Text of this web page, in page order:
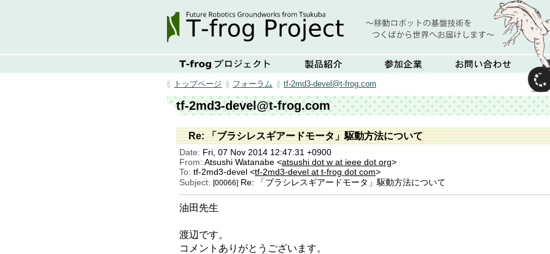
トップページ フォーラム tf-2md3-devel@t-frog.com
tf-2md3-devel@t-frog.com
Re: 「ブラシレスギアードモータ」駆動方法について
Date: Fri, 07 Nov 2014 12:47:31 +0900
From: Atsushi Watanabe <atsushi dot w at ieee dot org>
To: tf-2md3-devel <tf-2md3-devel at t-frog dot com>
Subject: [00066] Re: 「ブラシレスギアードモータ」駆動方法について
油田先生
渡辺です。
コメントありがとうございます。